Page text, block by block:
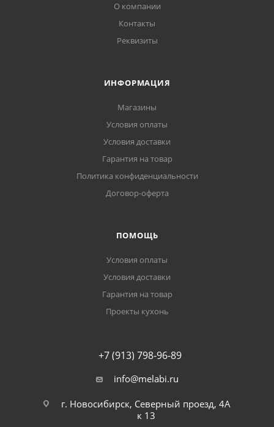
О компании
Контакты
Реквизиты
ИНФОРМАЦИЯ
Магазины
Условия оплаты
Условия доставки
Гарантия на товар
Политика конфиденциальности
Договор-оферта
ПОМОЩЬ
Условия оплаты
Условия доставки
Гарантия на товар
Проекты кухонь
+7 (913) 798-96-89
info@melabi.ru
г. Новосибирск, Северный проезд, 4А
к 13